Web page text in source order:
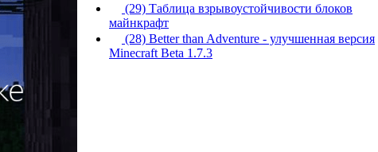
(29) Таблица взрывоустойчивости блоков
майнкрафт
(28) Better than Adventure - улучшенная версия
Minecraft Beta 1.7.3